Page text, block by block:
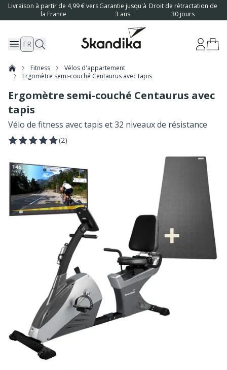
Livraison à partir de 4,99 € vers
la France
Garantie jusqu'à
3 ans
Droit de rétractation de
30 jours
FR
Fitness
Vélos d'appartement
Ergomètre semi-couché Centaurus avec tapis
Ergomètre semi-couché Centaurus avec
tapis
Vélo de fitness avec tapis et 32 niveaux de résistance
(2)